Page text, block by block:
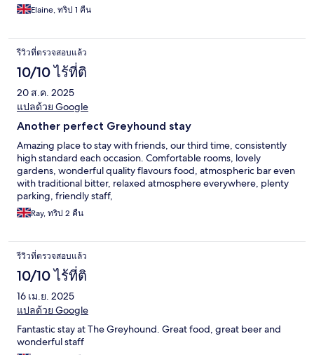
Elaine, ทริป 1 คืน
รีวิวที่ตรวจสอบแล้ว
10/10 ไร้ที่ติ
20 ส.ค. 2025
แปลด้วย Google
Another perfect Greyhound stay
Amazing place to stay with friends, our third time, consistently
high standard each occasion. Comfortable rooms, lovely
gardens, wonderful quality flavours food, atmospheric bar even
with traditional bitter, relaxed atmosphere everywhere, plenty
parking, friendly staff,
Ray, ทริป 2 คืน
รีวิวที่ตรวจสอบแล้ว
10/10 ไร้ที่ติ
16 เม.ย. 2025
แปลด้วย Google
Fantastic stay at The Greyhound. Great food, great beer and
wonderful staff